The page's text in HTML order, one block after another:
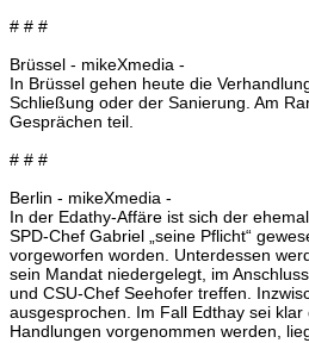
# # #
Brüssel - mikeXmedia -
In Brüssel gehen heute die
Schließung oder der Sanierung. Am
Gesprächen teil.
# # #
Berlin - mikeXmedia -
In der Edathy-Affäre ist sich der
SPD-Chef Gabriel „seine Pflicht“
vorgeworfen worden. Unterdessen
sein Mandat niedergelegt, im
und CSU-Chef Seehofer treffen.
ausgesprochen. Im Fall Edthay sei
Handlungen vorgenommen werden,